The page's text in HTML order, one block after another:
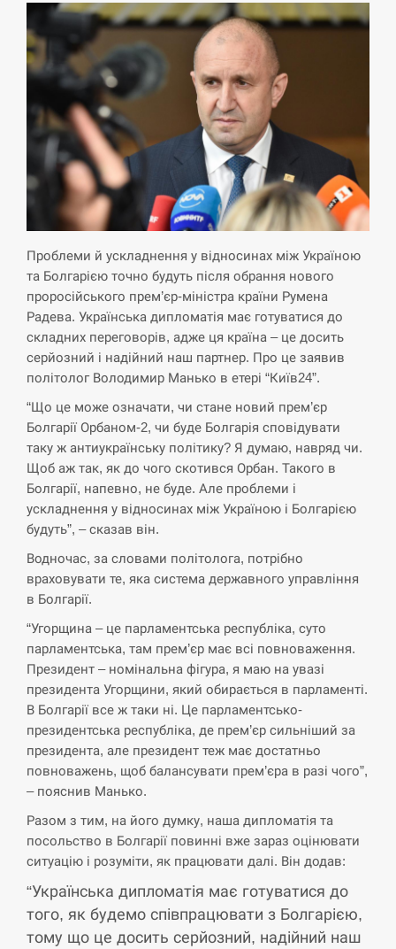
15:10
Іспанія попросила партнерів не критикувати
Марокко через міграційну кризу –…
СЕРПЕНЬ
15:00
РФ провела новий раунд таємних зустрічей з
Європою щодо війни…
СЕРПЕНЬ
Экс-послу в США Стефанишиной вручили новое
подозрение и избирают меру…
СЕРПЕНЬ
14:40
У Росії розгортається ракетний підрозділ КНДР –
Reuters
СЕРПЕНЬ
14:23
Поставки ракет для ПВО сократились втрое,
хотя у партнеров они…
СЕРПЕНЬ
14:10
У Румунії затоплять чотири баржі для
збільшення потоку води до…
СЕРПЕНЬ
13:53
дронов Украины
СЕРПЕНЬ
13:40
Біля українського літака в аеропорту Лейпцига
виявили дрон, ймовірно, з…
СЕРПЕНЬ
13:23
“Они должны быть уничтожены”: в МИДе
ответили, как отреагируют на…
Тайвань проводить найбільші військові
навчання на тлі загрози вторгнення з…
Проблеми й ускладнення у відносинах між Україною
та Болгарією точно будуть після обрання нового
проросійського прем’єр-міністра країни Румена
Радева. Українська дипломатія має готуватися до
складних переговорів, адже ця країна – це досить
серйозний і надійний наш партнер. Про це заявив
політолог Володимир Манько в етері “Київ24”.
“Що це може означати, чи стане новий прем’єр
Болгарії Орбаном-2, чи буде Болгарія сповідувати
таку ж антиукраїнську політику? Я думаю, навряд чи.
Щоб аж так, як до чого скотився Орбан. Такого в
Болгарії, напевно, не буде. Але проблеми і
ускладнення у відносинах між Україною і Болгарією
будуть”, – сказав він.
Водночас, за словами політолога, потрібно
враховувати те, яка система державного управління
в Болгарії.
“Угорщина – це парламентська республіка, суто
парламентська, там прем’єр має всі повноваження.
Президент – номінальна фігура, я маю на увазі
президента Угорщини, який обирається в парламенті.
В Болгарії все ж таки ні. Це парламентсько-
президентська республіка, де прем’єр сильніший за
президента, але президент теж має достатньо
повноважень, щоб балансувати прем’єра в разі чого”,
– пояснив Манько.
Разом з тим, на його думку, наша дипломатія та
посольство в Болгарії повинні вже зараз оцінювати
ситуацію і розуміти, як працювати далі. Він додав:
“Українська дипломатія має готуватися до
того, як будемо співпрацювати з Болгарією,
тому що це досить серйозний, надійний наш